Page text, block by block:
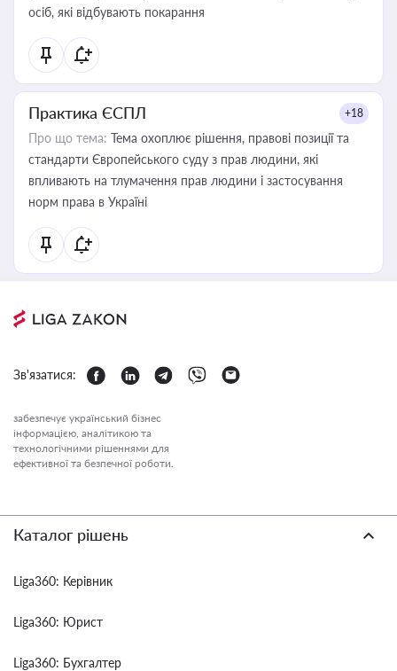
осіб, які відбувають покарання
Практика ЄСПЛ +18
Про що тема: Тема охоплює рішення, правові позиції та
стандарти Європейського суду з прав людини, які
впливають на тлумачення прав людини і застосування
норм права в Україні
Зв'язатися:
забезпечує український бізнес
інформацією, аналітикою та
технологічними рішеннями для
ефективної та безпечної роботи.
Каталог рішень
Liga360: Керівник
Liga360: Юрист
Liga360: Бухгалтер